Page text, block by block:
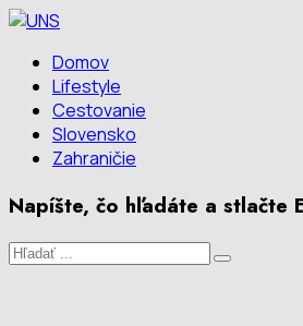
Domov
Lifestyle
Cestovanie
Slovensko
Zahraničie
Napíšte, čo hľadáte a stlačte